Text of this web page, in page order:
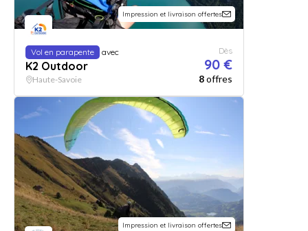
Impression et livraison offertes
Vol en parapente avec
K2 Outdoor
Dès
90 €
Haute-Savoie 8offres
Impression et livraison offertes